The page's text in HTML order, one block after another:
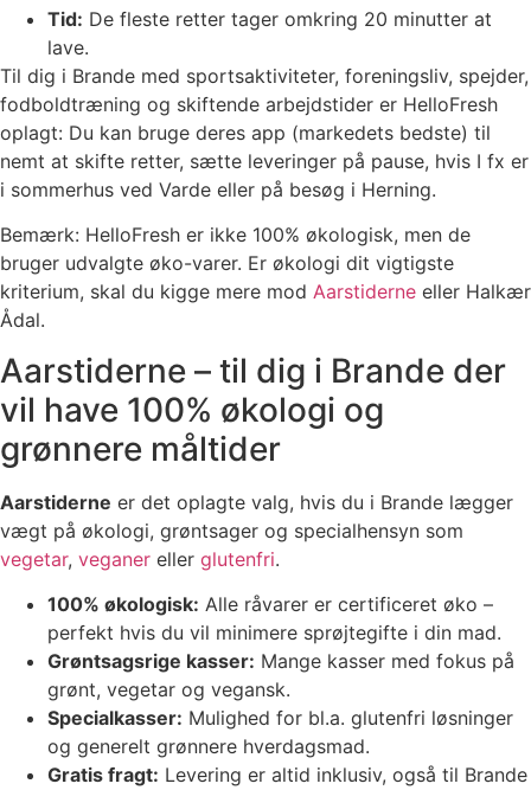
Tid: De fleste retter tager omkring 20 minutter at
lave.
Til dig i Brande med sportsaktiviteter, foreningsliv, spejder,
fodboldtræning og skiftende arbejdstider er HelloFresh
oplagt: Du kan bruge deres app (markedets bedste) til
nemt at skifte retter, sætte leveringer på pause, hvis I fx er
i sommerhus ved Varde eller på besøg i Herning.
Bemærk: HelloFresh er ikke 100% økologisk, men de
bruger udvalgte øko-varer. Er økologi dit vigtigste
kriterium, skal du kigge mere mod Aarstiderne eller Halkær
Ådal.
Aarstiderne – til dig i Brande der
vil have 100% økologi og
grønnere måltider
Aarstiderne er det oplagte valg, hvis du i Brande lægger
vægt på økologi, grøntsager og specialhensyn som
vegetar, veganer eller glutenfri.
100% økologisk: Alle råvarer er certificeret øko –
perfekt hvis du vil minimere sprøjtegifte i din mad.
Grøntsagsrige kasser: Mange kasser med fokus på
grønt, vegetar og vegansk.
Specialkasser: Mulighed for bl.a. glutenfri løsninger
og generelt grønnere hverdagsmad.
Gratis fragt: Levering er altid inklusiv, også til Brande